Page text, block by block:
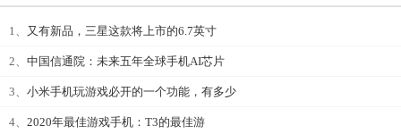
1、 又有新品，三星这款将上市的6.7英寸
2、 中国信通院：未来五年全球手机AI芯片
3、 小米手机玩游戏必开的一个功能，有多少
4、 2020年最佳游戏手机：T3的最佳游